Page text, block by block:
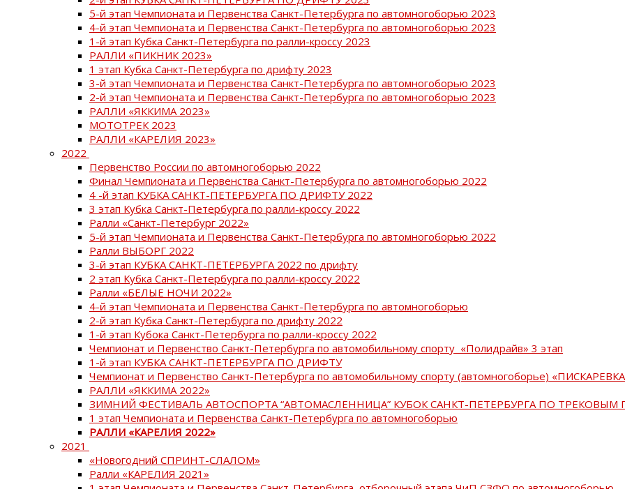
5-й этап Чемпионата и Первенства Санкт-Петербурга по автомногоборью 2023
4-й этап Чемпионата и Первенства Санкт-Петербурга по автомногоборью 2023
1-й этап Кубка Санкт-Петербурга по ралли-кроссу 2023
РАЛЛИ «ПИКНИК 2023»
1 этап Кубка Санкт-Петербурга по дрифту 2023
3-й этап Чемпионата и Первенства Санкт-Петербурга по автомногоборью 2023
2-й этап Чемпионата и Первенства Санкт-Петербурга по автомногоборью 2023
РАЛЛИ «ЯККИМА 2023»
МОТОТРЕК 2023
РАЛЛИ «КАРЕЛИЯ 2023»
2022
Первенство России по автомногоборью 2022
Финал Чемпионата и Первенства Санкт-Петербурга по автомногоборью 2022
4 -й этап КУБКА САНКТ-ПЕТЕРБУРГА ПО ДРИФТУ 2022
3 этап Кубка Санкт-Петербурга по ралли-кроссу 2022
Ралли «Санкт-Петербург 2022»
5-й этап Чемпионата и Первенства Санкт-Петербурга по автомногоборью 2022
Ралли ВЫБОРГ 2022
3-й этап КУБКА САНКТ-ПЕТЕРБУРГА 2022 по дрифту
2 этап Кубка Санкт-Петербурга по ралли-кроссу 2022
Ралли «БЕЛЫЕ НОЧИ 2022»
4-й этап Чемпионата и Первенства Санкт-Петербурга по автомногоборью
2-й этап Кубка Санкт-Петербурга по дрифту 2022
1-й этап Кубока Санкт-Петербурга по ралли-кроссу 2022
Чемпионат и Первенство Санкт-Петербурга по автомобильному спорту «Полидрайв» 3 этап
1-й этап КУБКА САНКТ-ПЕТЕРБУРГА ПО ДРИФТУ
Чемпионат и Первенство Санкт-Петербурга по автомобильному спорту (автомногоборье)
РАЛЛИ «ЯККИМА 2022»
ЗИМНИЙ ФЕСТИВАЛЬ АВТОСПОРТА “АВТОМАСЛЕННИЦА” КУБОК САНКТ-ПЕТЕРБУРГА ПО ТРЕКОВЫМ
1 этап Чемпионата и Первенства Санкт-Петербурга по автомногоборью
РАЛЛИ «КАРЕЛИЯ 2022»
2021
«Новогодний СПРИНТ-СЛАЛОМ»
Ралли «КАРЕЛИЯ 2021»